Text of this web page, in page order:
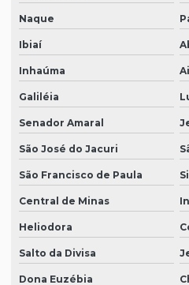
Naque
Ibiaí
Inhaúma
Galiléia
Senador Amaral
São José do Jacuri
São Francisco de Paula
Central de Minas
Heliodora
Salto da Divisa
Dona Euzébia